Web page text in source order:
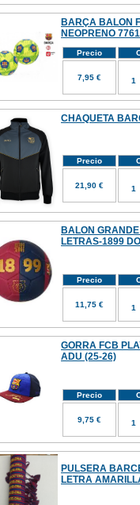
BARÇA BALON
NEOPRENO
Precio
7,95 €
CHAQUETA
Precio
21,90 €
BALON
LETRAS-1899
Precio
11,75 €
GORRA FCB
ADU (25-26)
Precio
9,75 €
PULSERA
LETRA